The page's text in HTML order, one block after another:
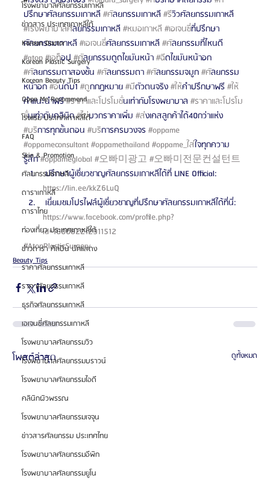
โรงพยาบาลศัลยกรรมเกาหลี
ข่าวสาร ประเทศเกาหลีใต้
Korean Doctor
Korean Plastic Surgery
Korean Beauty Tips
Oppa Me Recommend
โรงแรม ประเทศเกาหลีใต้
FAQ
Skin & Promotion
ศัลยกรรมเกาหลี
ดาราเกาหลี
ดาราไทย
ท่องเที่ยว ประเทศเกาหลีใต้
ข่าวดารา ศิลปิน นักแสดง
ราคาศัลยกรรมเกาหลี
ราคาศัลยกรรมเกาหลี
ธุรกิจศัลยกรรมเกาหลี
เอเจนซี่ศัลยกรรมเกาหลี
โรงพยาบาลศัลยกรรมวิว
โรงพยาบาลศัลยกรรมบราวน์
โรงพยาบาลศัลยกรรมไอดี
คลินิกผิวพรรณ
โรงพยาบาลศัลยกรรมเจจุน
ข่าวสารศัลยกรรม ประเทศไทย
โรงพยาบาลศัลยกรรมอีพิก
โรงพยาบาลศัลยกรรมยูโน
ปรึกษาศัลยกรรมเกาหลี #ศัลยกรรมเกาหลี #รีวิวศัลยกรรมเกาหลี
#โรงพยาบาลศัลยกรรมเกาหลี #หมอเกาหล ี #เอเจนซี่ที่ปรึกษา
ศัลยกรรมเกาหลี #เอเจนซี่ศัลยกรรมเกาหลี #ศัลยกรรมที่ไหนดี
#atop#เอท็อป #ศัลยกรรมดูดไขมันหน้า #ฉีดไขมันหน้าอก
#ศัลยกรรมตาสองชั้น #ศัลยกรรมตา #ศัลยกรรมจมูก #ศัลยกรรม
หน้าอก #อันดับ1 #ถูกกฎหมาย #มีตัวตนจริง #ให้คำปรึกษาฟรี #ให
คำแนะนำฟรี #ราคาและโปรโมชั่นเท่ากับโรงพยาบาล #ราคาและโปรโม
ชั่นเท่ากับคลินิก #ไม่บวกราคาเพิ่ม #ส่งเคสลูกค้าได้40กว่าแห่ง
#บริการทุกขั้นตอน #บริการครบวงจร #oppame
#oppameconsultant#oppamethailand#oppame_ใส่ใจทุกความ
รู้สึก #oppameglobal #오빠미광고 #오빠미전문컨설턴트
ปรึกษาผู้เชี่ยวชาญศัลยกรรมเกาหลีได้ที่ LINE Official:
https://lin.ee/kkZ6LuQ
เยี่ยมชมโปรไฟล์ผู้เชี่ยวชาญที่ปรึกษาศัลยกรรมเกาหลีได้ที่นี่:
https://www.facebook.com/profile.php?
id=100082212911512
#AtopPlasticSurgery
Beauty Tips
โพสต์ล่าสุด ดูทั้งหมด